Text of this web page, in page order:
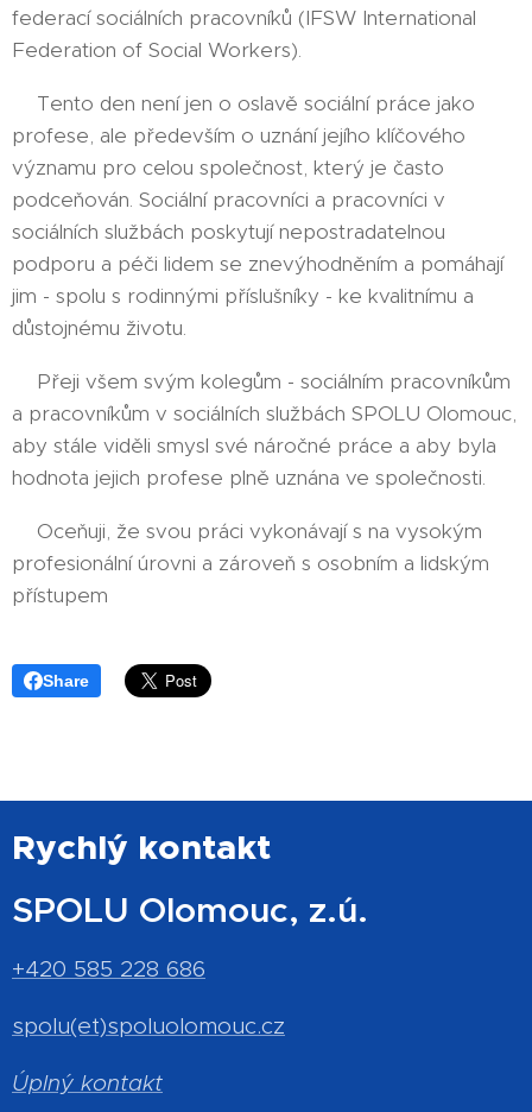
federací sociálních pracovníků (IFSW International
Federation of Social Workers).
👉Tento den není jen o oslavě sociální práce jako
profese, ale především o uznání jejího klíčového
významu pro celou společnost, který je často
podceňován. Sociální pracovníci a pracovníci v
sociálních službách poskytují nepostradatelnou
podporu a péči lidem se znevýhodněním a pomáhají
jim - spolu s rodinnými příslušníky - ke kvalitnímu a
důstojnému životu. 🤝
👉Přeji všem svým kolegům - sociálním pracovníkům
a pracovníkům v sociálních službách SPOLU Olomouc,
aby stále viděli smysl své náročné práce a aby byla
hodnota jejich profese plně uznána ve společnosti.
🙏Oceňuji, že svou práci vykonávají s na vysokým
profesionální úrovni a zároveň s osobním a lidským
přístupem💙
Share
Rychlý kontakt
SPOLU Olomouc, z.ú.
+420 585 228 686
spolu(et)spoluolomouc.cz
Úplný kontakt